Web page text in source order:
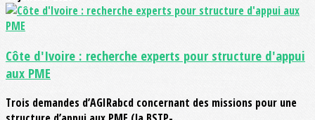
Côte d'Ivoire : recherche experts pour structure d'appui
aux PME
Trois demandes d’AGIRabcd concernant des missions pour une